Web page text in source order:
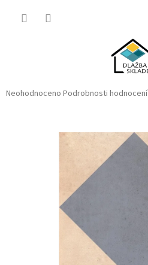
Průměrné
Neohodnoceno Podrobnosti hodnocení